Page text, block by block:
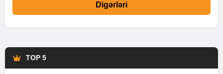
Digərləri
TOP 5